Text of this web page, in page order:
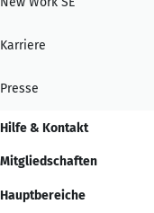
Karriere
Presse
Hilfe & Kontakt
Mitgliedschaften
Hauptbereiche